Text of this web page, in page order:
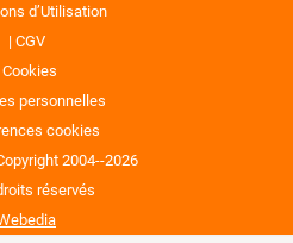
d’Utilisation
CGV
Cookies
personnelles
cookies
2004--2026
réservés